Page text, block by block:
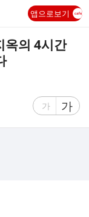
앱으로보기
옥의 4시간
글
가
글
자
가